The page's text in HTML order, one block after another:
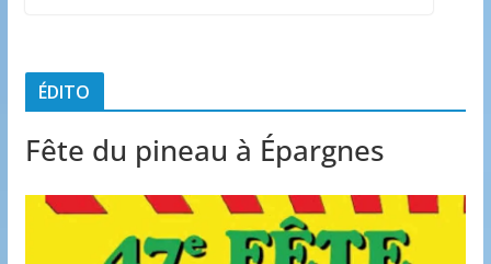
ÉDITO
Fête du pineau à Épargnes